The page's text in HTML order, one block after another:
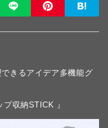
きるアイデア多機能グ
プ収納STICK 』